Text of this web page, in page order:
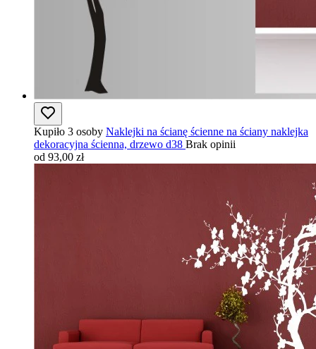
Kupiło 3 osoby Naklejki na ścianę ścienne na ściany naklejka
dekoracyjna ścienna, drzewo d38 Brak opinii
od 93,00 zł